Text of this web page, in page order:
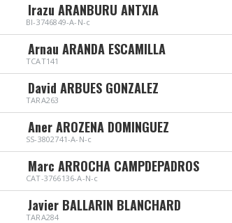
Irazu ARANBURU ANTXIA
BI-3746849-A-N-c
Arnau ARANDA ESCAMILLA
TCAT141
David ARBUES GONZALEZ
TARA263
Aner AROZENA DOMINGUEZ
SS-3802741-A-N-c
Marc ARROCHA CAMPDEPADROS
CAT-3766136-A-N-c
Javier BALLARIN BLANCHARD
TARA284